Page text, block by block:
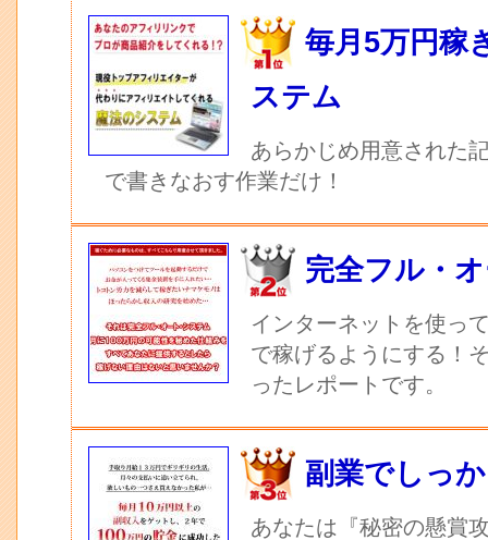
毎月5万円稼
ステム
あらかじめ用意された
で書きなおす作業だけ！
完全フル・
インターネットを使っ
で稼げるようにする！
ったレポートです。
副業でしっ
あなたは『秘密の懸賞